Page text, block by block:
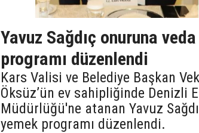
Yavuz Sağdıç onuruna
programı düzenlendi
Kars Valisi ve Belediye Başkan
Öksüz’ün ev sahipliğinde Denizli
Müdürlüğü'ne atanan Yavuz
yemek programı düzenlendi.